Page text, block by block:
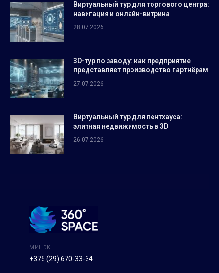
Виртуальный тур для торгового центра:
навигация и онлайн-витрина
28.07.2026
3D-тур по заводу: как предприятие
представляет производство партнёрам
27.07.2026
Виртуальный тур для пентхауса:
элитная недвижимость в 3D
26.07.2026
МИНСК
+375 (29) 670-33-34